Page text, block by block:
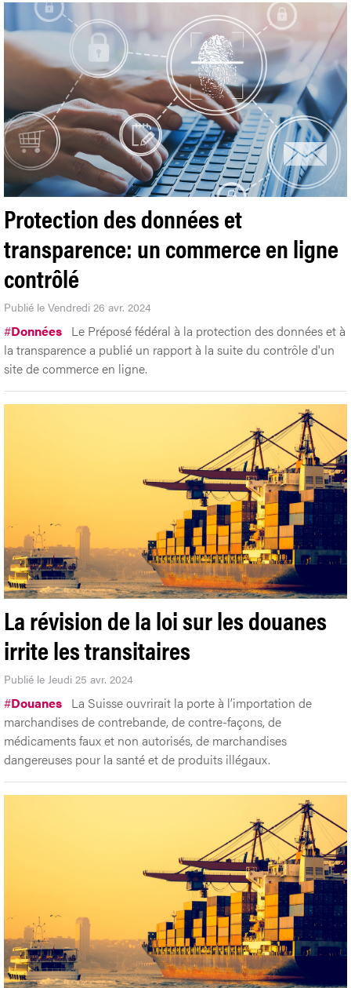
Protection des données et
transparence: un commerce en ligne
contrôlé
Publié le Vendredi 26 avr. 2024
#Données Le Préposé fédéral à la protection des données et à
la transparence a publié un rapport à la suite du contrôle d'un
site de commerce en ligne.
La révision de la loi sur les douanes
irrite les transitaires
Publié le Jeudi 25 avr. 2024
#Douanes La Suisse ouvrirait la porte à l’importation de
marchandises de contrebande, de contre-façons, de
médicaments faux et non autorisés, de marchandises
dangereuses pour la santé et de produits illégaux.